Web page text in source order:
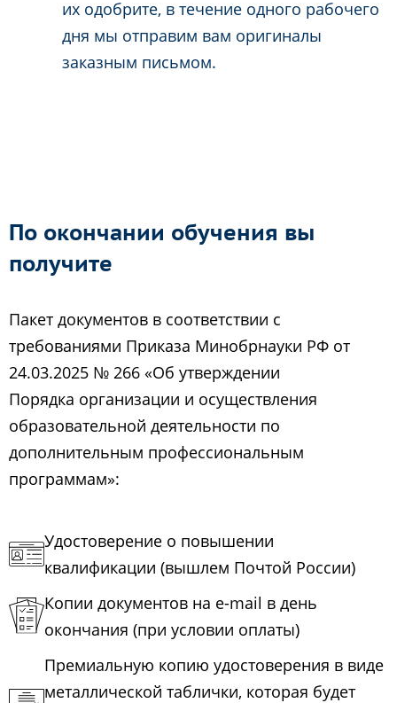
их одобрите, в течение одного рабочего
дня мы отправим вам оригиналы
заказным письмом.
По окончании обучения вы
получите
Пакет документов в соответствии с
требованиями Приказа Минобрнауки РФ от
24.03.2025 № 266 «Об утверждении
Порядка организации и осуществления
образовательной деятельности по
дополнительным профессиональным
программам»:
Удостоверение о повышении
квалификации (вышлем Почтой России)
Копии документов на e-mail в день
окончания (при условии оплаты)
Премиальную копию удостоверения в виде
металлической таблички, которая будет